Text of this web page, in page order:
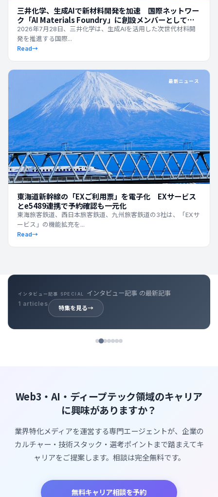
三井化学、生成AIで新材料開発を加速 国際ネットワー
ク「AI Materials Foundry」に創設メンバーとして参
画
2026年7月28日、三井化学は、生成AIを活用した次世代材料開
発を推進する国際...
Read→
最新ニュース
東海道新幹線の「EXご利用票」を電子化 EXサービス
とe5489連携で予約確認も一元化
東海旅客鉄道、西日本旅客鉄道、九州旅客鉄道の3社は、「EXサ
ービス」の機能拡充を...
Read→
キャリア記事 SPECIAL キャリア記事 の最新記事
39 articles
特集を見る→
Web3・AI・ディープテック領域のキャリア
に興味がありますか？
業界特化メディアを運営する専門エージェントが、企業の
カルチャー・技術スタック・選考ポイントまで踏まえてキ
ャリアをご提案します。相談は完全無料です。
無料キャリア相談を予約